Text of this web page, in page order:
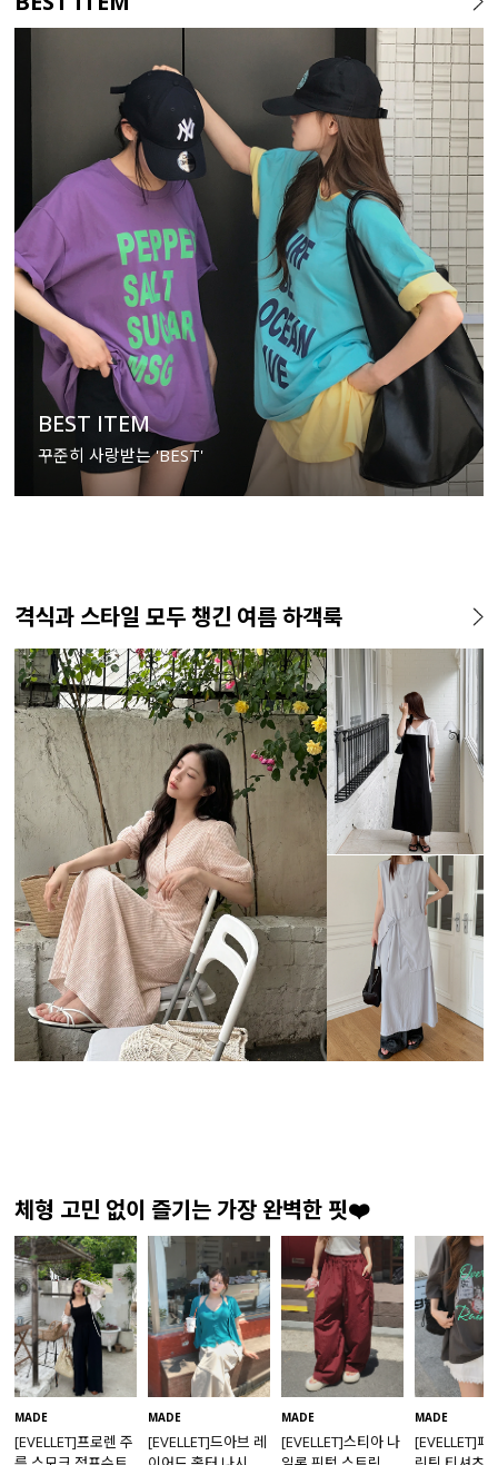
BEST ITEM
꾸준히 사랑받는 'BEST'
격식과 스타일 모두 챙긴 여름 하객룩
체형 고민 없이 즐기는 가장 완벽한 핏❤️
MADE
[EVELLET]프로렌 주
MADE
[EVELLET]드아브 레
MADE
[EVELLET]스티아 나
MADE
[EVELLET]페